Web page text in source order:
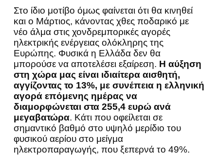
Στο ίδιο μοτίβο όμως φαίνεται ότι θα κινηθεί
και ο Μάρτιος, κάνοντας χθες ποδαρικό με
νέο άλμα στις χονδρεμπορικές αγορές
ηλεκτρικής ενέργειας ολόκληρης της
Ευρώπης. Φυσικά η Ελλάδα δεν θα
μπορούσε να αποτελέσει εξαίρεση. Η αύξηση
στη χώρα μας είναι ιδιαίτερα αισθητή,
αγγίζοντας το 13%, με συνέπεια η ελληνική
αγορά επόμενης ημέρας να
διαμορφώνεται στα 255,4 ευρώ ανά
μεγαβατώρα. Κάτι που οφείλεται σε
σημαντικό βαθμό στο υψηλό μερίδιο του
φυσικού αερίου στο μείγμα
ηλεκτροπαραγωγής, που ξεπερνά το 49%.